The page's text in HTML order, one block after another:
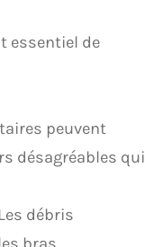
essentiel de
peuvent
désagréables qui
Les débris
bras